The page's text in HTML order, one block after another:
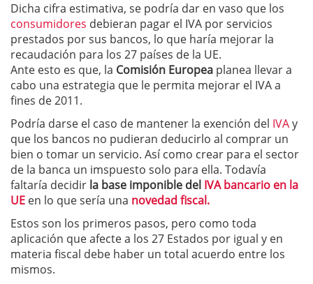
Dicha cifra estimativa, se podría dar en vaso que los
consumidores debieran pagar el IVA por servicios
prestados por sus bancos, lo que haría mejorar la
recaudación para los 27 países de la UE.
Ante esto es que, la Comisión Europea planea llevar a
cabo una estrategia que le permita mejorar el IVA a
fines de 2011.
Podría darse el caso de mantener la exención del IVAy
que los bancos no pudieran deducirlo al comprar un
bien o tomar un servicio. Así como crear para el sector
de la banca un imspuesto solo para ella. Todavía
faltaría decidir la base imponible del IVA bancario en la
UE en lo que sería una novedad fiscal.
Estos son los primeros pasos, pero como toda
aplicación que afecte a los 27 Estados por igual y en
materia fiscal debe haber un total acuerdo entre los
mismos.